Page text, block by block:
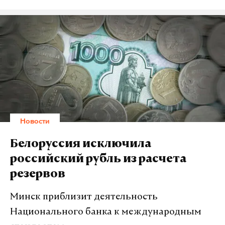
Министр заявила, что развитие «божественной»
науки будет поддерживаться путем увеличения
числа бюджетных мест для студентов. На 2017-
2018 учебный год уже выделено 279 бесплатных
мест для бакалавров, 180 для магистров и 16 для
аспирантов теологов. Их распределят между 51
вузом, где уже есть это направление.
Васильева отметила, что из года в год интерес к
богословию среди молодых людей растет. «За
последние два года увеличились контрольные
цифры приема по данному направлению. В этом
году мы выделили на бакалавриат 279 мест... В
2018-2019 годах — уже 632 места. Этот процесс
будет развиваться и дальше», – уверила она
Новости
Белоруссия исключила
российский рубль из расчета
резервов
Минск приблизит деятельность
Национального банка к международным